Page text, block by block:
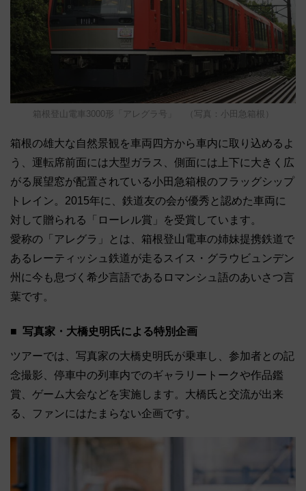
箱根登山電車3000形「アレグラ号」 （写真：小田急箱根）
箱根の雄大な自然景観を車両四方から車内に取り込めるよ
う、運転席前面には大型ガラス、側面には上下に大きく広
がる展望窓が配置されている小田急箱根のフラッグシップ
トレイン。2015年に、鉄道友の会が優秀と認めた車両に
対して贈られる「ローレル賞」を受賞しています。
愛称の「アレグラ」とは、箱根登山電車の姉妹提携鉄道で
あるレーティッシュ鉄道が走るスイス・グラウビュンデン
州に今も息づく希少言語であるロマンシュ語のあいさつ言
葉です。
写真家・大橋史明氏による特別企画
ツアーでは、写真家の大橋史明氏が乗車し、参加者との記
念撮影、停車中の列車内でのギャラリートークや作品鑑
賞、ゲーム大会などを実施します。大橋氏と交流が出来
る、ファンにはたまらない企画です。